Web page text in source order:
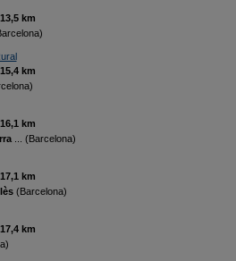
13,5 km
15,4 km
16,1 km
... (Barcelona)
17,1 km
(Barcelona)
17,4 km